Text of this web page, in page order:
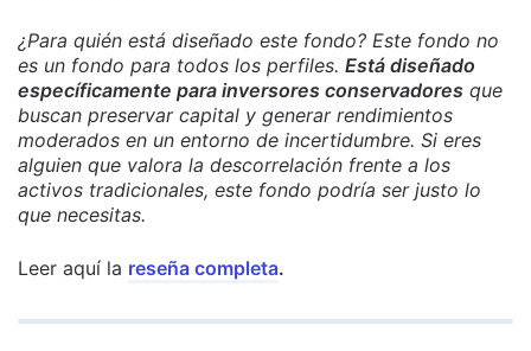
¿Para quién está diseñado este fondo? Este fondo no
es un fondo para todos los perfiles. Está diseñado
específicamente para inversores conservadores que
buscan preservar capital y generar rendimientos
moderados en un entorno de incertidumbre. Si eres
alguien que valora la descorrelación frente a los
activos tradicionales, este fondo podría ser justo lo
que necesitas.
Leer aquí la reseña completa.